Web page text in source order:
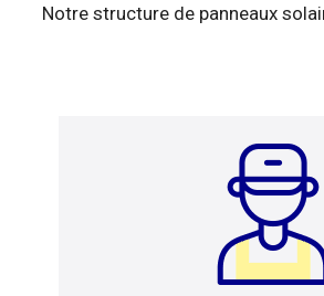
Notre structure de panneaux